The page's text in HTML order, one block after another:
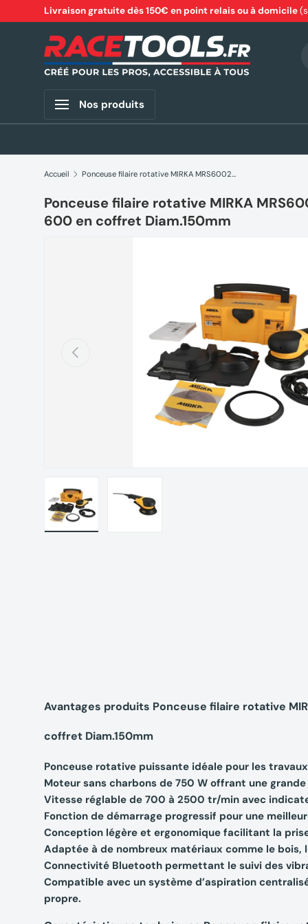
Aller au contenu
Livraison gratuite dès 150€ en point relais ou à domicile
Nos produits
Accueil Ponceuse filaire rotative MIRKA MRS6002100CA Deros RS 600 en coffret Diam.150mm
Ponceuse filaire rotative MIRKA
600 en coffret Diam.150mm
Précédent
Avantages produits Ponceuse filaire rotative
coffret Diam.150mm
Ponceuse rotative puissante idéale pour les
Moteur sans charbons de 750 W offrant une
Vitesse réglable de 700 à 2500 tr/min avec
Fonction de démarrage progressif pour une
Conception légère et ergonomique facilitant la
Adaptée à de nombreux matériaux comme le
Connectivité Bluetooth permettant le suivi des
Compatible avec un système d’aspiration
propre.